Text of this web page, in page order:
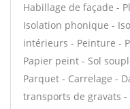
Habillage de façade -
Isolation phonique -
intérieurs - Peinture -
Papier peint - Sol
Parquet - Carrelage -
transports de gravats